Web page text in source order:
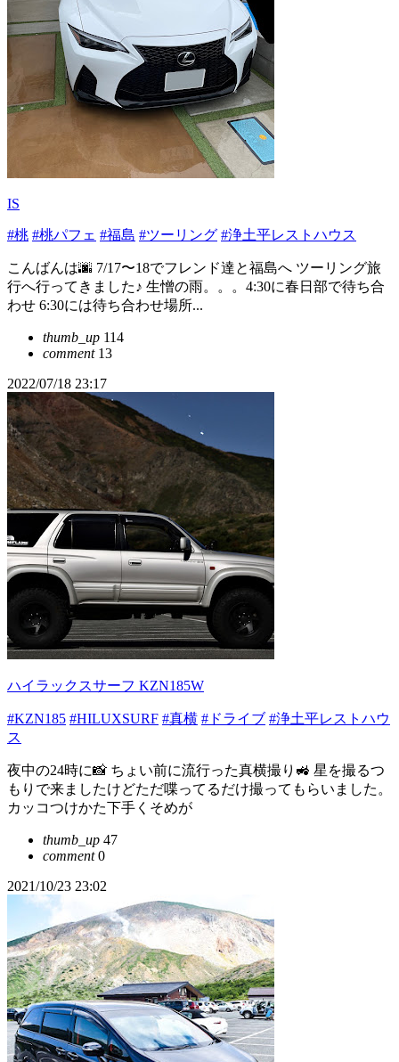
IS
#桃 #桃パフェ #福島 #ツーリング #浄土平レストハウス
こんばんは🌆 7/17〜18でフレンド達と福島へ ツーリング旅
行へ行ってきました♪ 生憎の雨。。。4:30に春日部で待ち合
わせ 6:30には待ち合わせ場所...
thumb_up 114
comment13
2022/07/18 23:17
ハイラックスサーフ KZN185W
#KZN185 #HILUXSURF #真横 #ドライブ #浄土平レストハウ
ス
夜中の24時に📸 ちょい前に流行った真横撮り🚜 星を撮るつ
もりで来ましたけどただ喋ってるだけ撮ってもらいました。
カッコつけかた下手くそめが
thumb_up 47
comment0
2021/10/23 23:02